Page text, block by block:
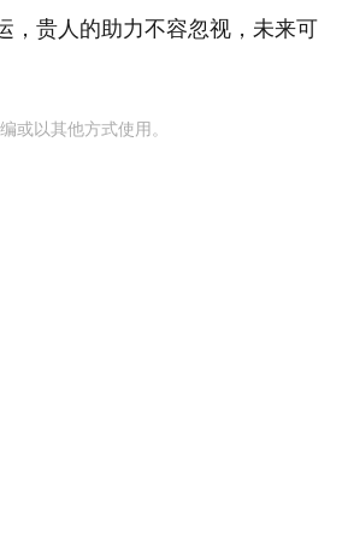
，贵人的助力不容忽视，未来可
或以其他方式使用。